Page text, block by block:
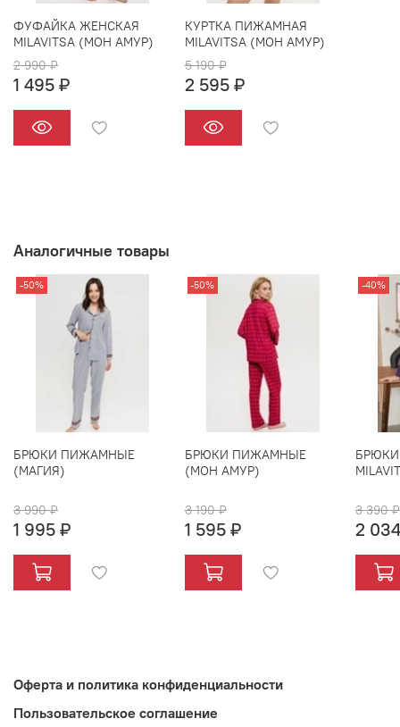
ФУФАЙКА ЖЕНСКАЯ
MILAVITSA (МОН АМУР)
2 990 ₽
1 495 ₽
КУРТКА ПИЖАМНАЯ
MILAVITSA (МОН АМУР)
5 190 ₽
2 595 ₽
Аналогичные товары
-50%
БРЮКИ ПИЖАМНЫЕ
(МАГИЯ)
3 990 ₽
1 995 ₽
-50%
БРЮКИ ПИЖАМНЫЕ
(МОН АМУР)
3 190 ₽
1 595 ₽
-40%
3 390 ₽
2
Оферта и политика конфиденциальности
Пользовательское соглашение